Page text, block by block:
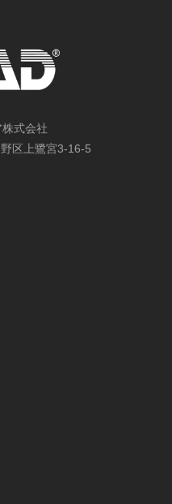
式会社
区上鷺宮3-16-5